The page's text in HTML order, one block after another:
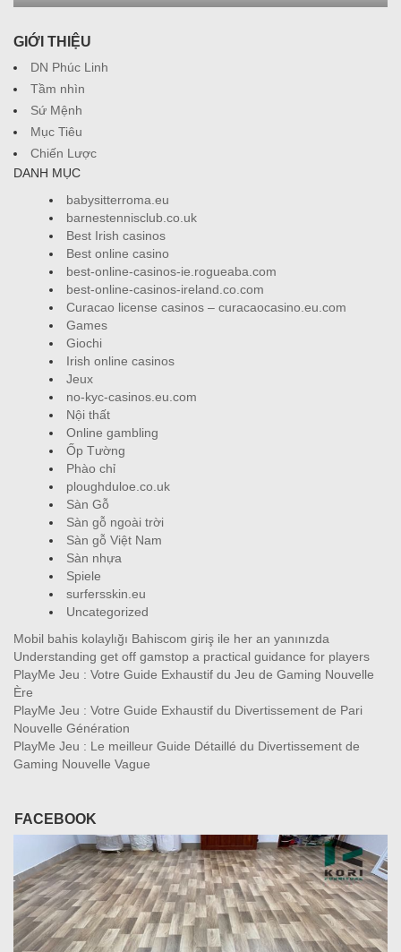
GIỚI THIỆU
DN Phúc Linh
Tầm nhìn
Sứ Mệnh
Mục Tiêu
Chiến Lược
DANH MỤC
babysitterroma.eu
barnestennisclub.co.uk
Best Irish casinos
Best online casino
best-online-casinos-ie.rogueaba.com
best-online-casinos-ireland.co.com
Curacao license casinos – curacaocasino.eu.com
Games
Giochi
Irish online casinos
Jeux
no-kyc-casinos.eu.com
Nội thất
Online gambling
Ốp Tường
Phào chỉ
ploughduloe.co.uk
Sàn Gỗ
Sàn gỗ ngoài trời
Sàn gỗ Việt Nam
Sàn nhựa
Spiele
surfersskin.eu
Uncategorized
Mobil bahis kolaylığı Bahiscom giriş ile her an yanınızda
Understanding get off gamstop a practical guidance for players
PlayMe Jeu : Votre Guide Exhaustif du Jeu de Gaming Nouvelle
Ère
PlayMe Jeu : Votre Guide Exhaustif du Divertissement de Pari
Nouvelle Génération
PlayMe Jeu : Le meilleur Guide Détaillé du Divertissement de
Gaming Nouvelle Vague
FACEBOOK